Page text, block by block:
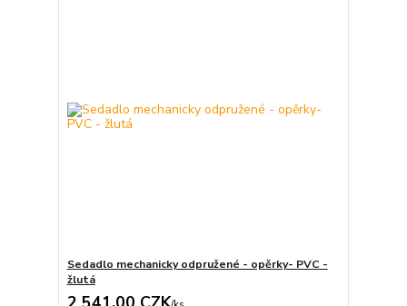
Sedadlo mechanicky odpružené - opěrky- PVC -
žlutá